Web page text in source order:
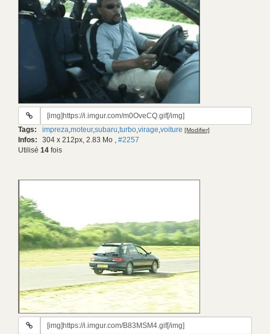
URL
gif:
Tags: impreza,moteur,subaru,turbo,virage,voiture [Modifier]
Infos: 304 x 212px, 2.83 Mo , #2257
Utilisé 14 fois
URL